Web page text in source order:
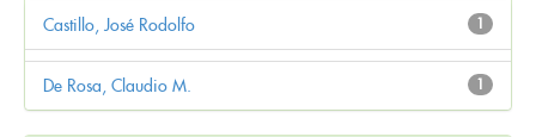
1
Castillo, José Rodolfo
1
De Rosa, Claudio M.